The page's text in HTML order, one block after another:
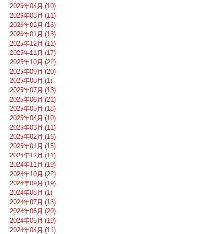
2026年04月 (10)
2026年03月 (11)
2026年02月 (16)
2026年01月 (13)
2025年12月 (11)
2025年11月 (17)
2025年10月 (22)
2025年09月 (20)
2025年08月 (1)
2025年07月 (13)
2025年06月 (21)
2025年05月 (18)
2025年04月 (10)
2025年03月 (11)
2025年02月 (16)
2025年01月 (15)
2024年12月 (11)
2024年11月 (19)
2024年10月 (22)
2024年09月 (19)
2024年08月 (1)
2024年07月 (13)
2024年06月 (20)
2024年05月 (19)
2024年04月 (11)